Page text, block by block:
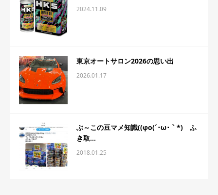
2024.11.09
東京オートサロン2026の思い出
2026.01.17
ぶ～この豆マメ知識((φo(´･ω･｀*) ふ
き取...
2018.01.25